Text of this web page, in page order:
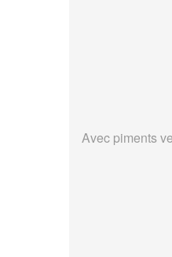
Avec piments